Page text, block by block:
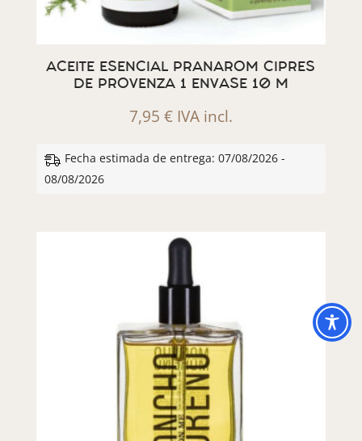
ACEITE ESENCIAL PRANAROM CIPRES
DE PROVENZA 1 ENVASE 10 M
7,95 € IVA incl.
Fecha estimada de entrega: 07/08/2026 -
08/08/2026